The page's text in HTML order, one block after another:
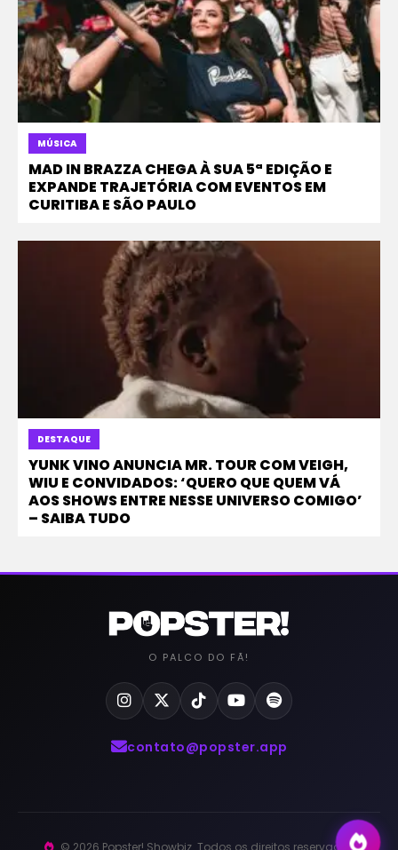
MÚSICA
MAD IN BRAZZA CHEGA À SUA 5ª EDIÇÃO E
EXPANDE TRAJETÓRIA COM EVENTOS EM
CURITIBA E SÃO PAULO
DESTAQUE
YUNK VINO ANUNCIA MR. TOUR COM VEIGH,
WIU E CONVIDADOS: ‘QUERO QUE QUEM VÁ
AOS SHOWS ENTRE NESSE UNIVERSO COMIGO’
– SAIBA TUDO
O PALCO DO FÃ!
contato@popster.app
© 2026 Popster! Showbiz. Todos os direitos reservados.